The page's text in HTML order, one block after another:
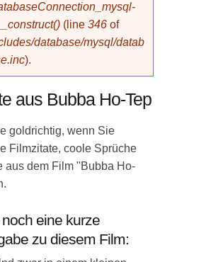
(line 346 of
database/mysql/datab
).
aus Bubba Ho-Tep
goldrichtig, wenn Sie
Filmzitate, coole Sprüche
aus dem Film "Bubba Ho-
eine kurze
zu diesem Film: